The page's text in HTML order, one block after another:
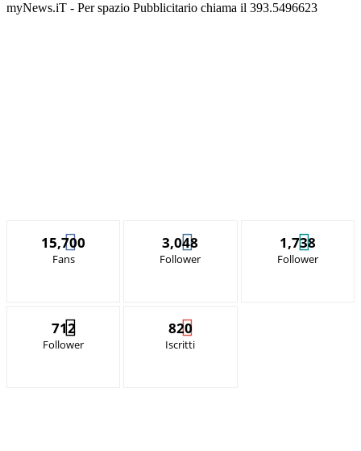
myNews.iT - Per spazio Pubblicitario chiama il 393.5496623
15,700
Fans
3,048
Follower
1,738
Follower
712
Follower
820
Iscritti